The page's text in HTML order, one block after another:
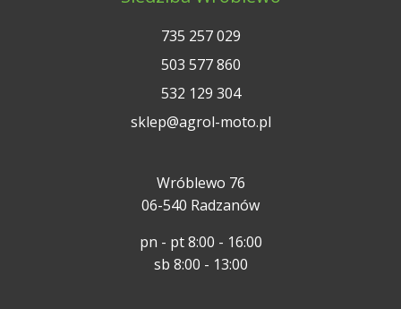
735 257 029
503 577 860
532 129 304
sklep@agrol-moto.pl
Wróblewo 76
06-540 Radzanów
pn - pt 8:00 - 16:00
sb 8:00 - 13:00